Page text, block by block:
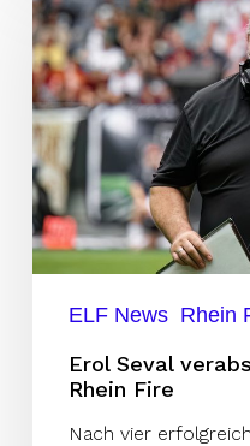
Seval
verabschiedet
sich
von
Rhein
Fire
ELF News Rhein
Erol Seval
Rhein Fire
Nach vier